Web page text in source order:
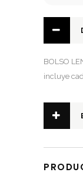
BOLSO
incluye